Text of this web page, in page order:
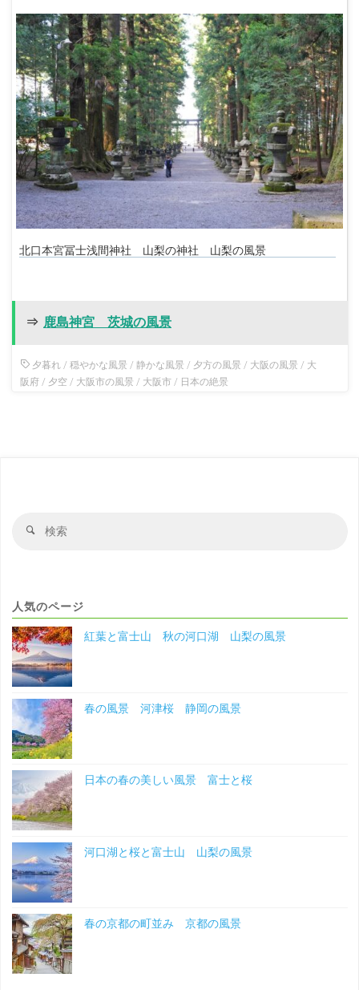
北口本宮冨士浅間神社 山梨の神社 山梨の風景
⇒ 鹿島神宮 茨城の風景
夕暮れ/ 穏やかな風景 / 静かな風景 / 夕方の風景 / 大阪の風景 / 大
阪府/ 夕空/ 大阪市の風景 / 大阪市/ 日本の絶景
検
人気のページ
紅葉と富士山 秋の河口湖 山梨の風景
春の風景 河津桜 静岡の風景
日本の春の美しい風景 富士と桜
河口湖と桜と富士山 山梨の風景
春の京都の町並み 京都の風景